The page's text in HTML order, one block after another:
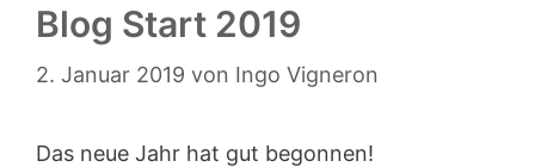
Blog Start 2019
2. Januar 2019 von Ingo Vigneron
Das neue Jahr hat gut begonnen!